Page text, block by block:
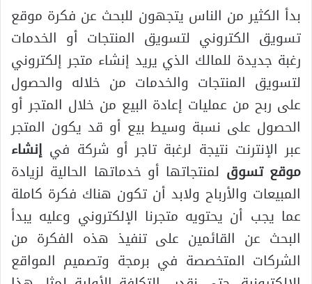
بدأ الكثير من الناس يتجهون للبحث عن فكرة موقع
تسويق الكتروني لتسويق المنتجات أو الخدمات
رغبة جديدة للمالك الذي يريد إنشاء متجر إلكتروني
لتسويق المنتجات والخدمات من خلاله والحصول
على ربح من عمليات إعادة البيع من خلال المتجر أو
الحصول على نسبة وسيط بيع أو قد يكون المتجر
عبر الإنترنت نتيجة لرغبة تاجر أو شركة في إنشاء
موقع تسوق لمنتجاتها أو خدماتها الحالية لزيادة
المبيعات والأرباح ولابد أن تكون هناك فكرة كاملة
عما يجب أن يحتويه متجرنا الإلكتروني وعليه يبدأ
البحث عن القائمين على تنفيذ هذه الفكرة من
الشركات المتخصصة في برمجة وتصميم المواقع